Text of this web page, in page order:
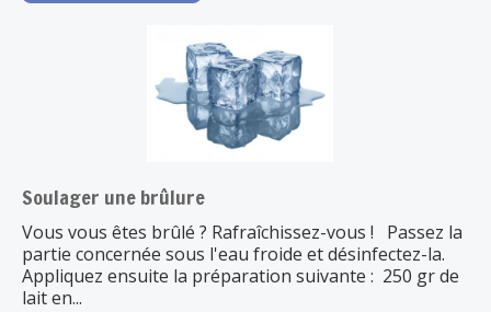
Soulager une brûlure
Vous vous êtes brûlé ? Rafraîchissez-vous ! Passez la
partie concernée sous l'eau froide et désinfectez-la.
Appliquez ensuite la préparation suivante : 250 gr de
lait en...